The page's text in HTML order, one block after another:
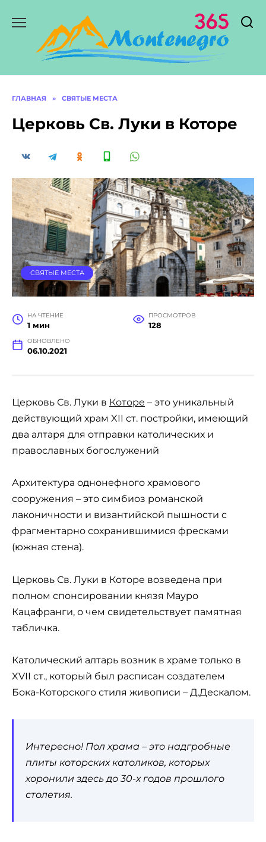
содержанию
ГЛАВНАЯ » СВЯТЫЕ МЕСТА
Церковь Св. Луки в Которе
СВЯТЫЕ МЕСТА
НА ЧТЕНИЕ
1 мин
ПРОСМОТРОВ
128
ОБНОВЛЕНО
06.10.2021
Церковь Св. Луки в Которе – это уникальный
действующий храм XII ст. постройки, имеющий
два алтаря для отправки католических и
православных богослужений
Архитектура однонефного храмового
сооружения – это симбиоз романской
лаконичности и византийской пышности с
фрагментарно сохранившимися фресками
(южная стена).
Церковь Св. Луки в Которе возведена при
полном спонсировании князя Мауро
Кацафранги, о чем свидетельствует памятная
табличка.
Католический алтарь возник в храме только в
XVII ст., который был расписан создателем
Бока-Которского стиля живописи – Д.Дескалом.
Интересно! Пол храма – это надгробные
плиты которских католиков, которых
хоронили здесь до 30-х годов прошлого
столетия.